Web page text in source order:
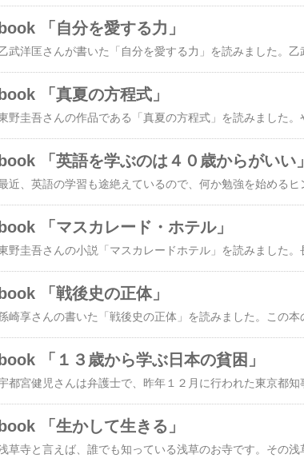
book 「自分を愛する力」
book 「真夏の方程式」
book 「英語を学ぶのは４０歳からがいい」
book 「マスカレード・ホテル」
book 「戦後史の正体」
book 「１３歳から学ぶ日本の貧困」
book 「生かして生きる」